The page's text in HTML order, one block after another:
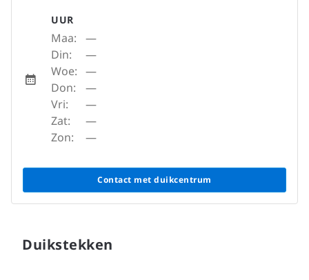
UUR
Maa:
—
Din:
—
Woe: —
Don:
—
Vri:
—
Zat:
—
Zon:
—
Contact met duikcentrum
Duikstekken